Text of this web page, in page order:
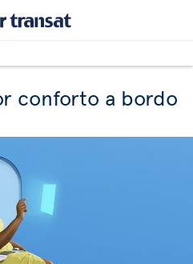
conforto a bordo